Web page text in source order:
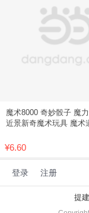
魔术8000 奇妙骰子 魔
近景新奇魔术玩具 魔术
¥6.60
登录 注册
提